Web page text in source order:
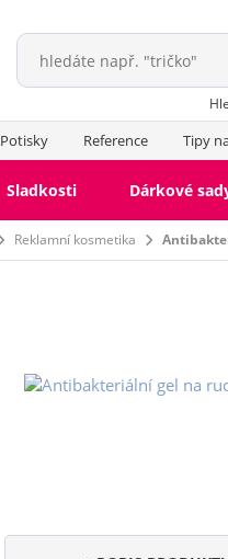
Potisky Reference Tipy
Sladkosti Dárkové
Reklamní kosmetika